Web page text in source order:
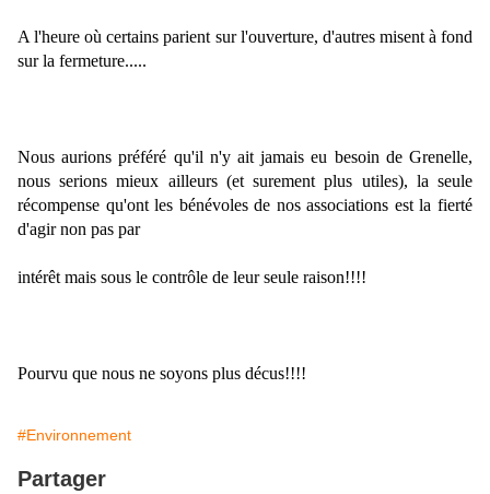
A l'heure où certains parient sur l'ouverture, d'autres misent à fond
sur la fermeture.....
Nous aurions préféré qu'il n'y ait jamais eu besoin de Grenelle,
nous serions mieux ailleurs (et surement plus utiles), la seule
récompense qu'ont les bénévoles de nos associations est la fierté
d'agir non pas par
intérêt mais sous le contrôle de leur seule raison!!!!
Pourvu que nous ne soyons plus décus!!!!
#Environnement
Partager